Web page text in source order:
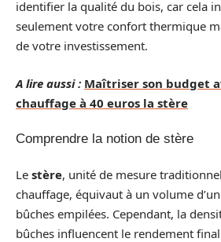
identifier la qualité du bois, car cela
seulement votre confort thermique
de votre investissement.
A lire aussi : Maîtriser son budget
chauffage à 40 euros la stère
Comprendre la notion de stère
Le stère, unité de mesure
chauffage, équivaut à un volume
bûches empilées. Cependant, la
bûches influencent le rendement